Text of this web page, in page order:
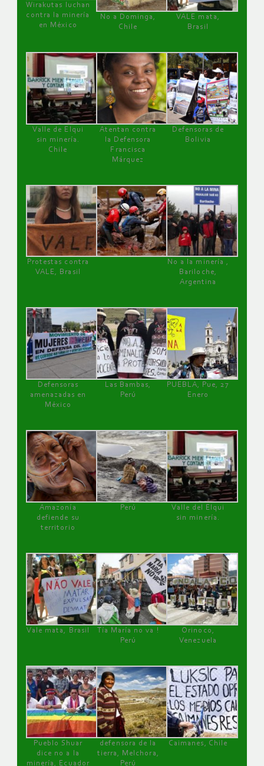
Wirakutas luchan
contra la minería
en México
No a Dominga,
Chile
VALE mata,
Brasil
Valle de Elqui
sin minería.
Chile
Atentan contra
la Defensora
Francisca
Márquez
Defensoras de
Bolivia
Protestas contra
VALE, Brasil
No a la minería ,
Bariloche,
Argentina
Defensoras
amenazadas en
México
Las Bambas,
Perú
PUEBLA, Pue, 27
Enero
Amazonía
defiende su
territorio
Perú
Valle del Elqui
sin minería.
Vale mata, Brasil
Tía María no va !
Perú
Orinoco,
Venezuela
Pueblo Shuar
dice no a la
minería, Ecuador
defensora de la
tierra, Melchora,
Perú
Caimanes, Chile